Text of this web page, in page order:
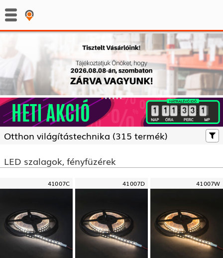
: :
Otthon világítástechnika (315 termék)
LED szalagok, fényfüzérek
41007C 41007D 41007W